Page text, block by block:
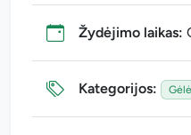
Žydėjimo laikas:
Kategorijos: